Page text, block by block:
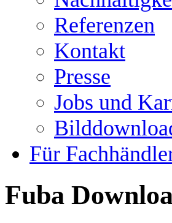
Referenzen
Kontakt
Presse
Jobs und
Für
Fuba